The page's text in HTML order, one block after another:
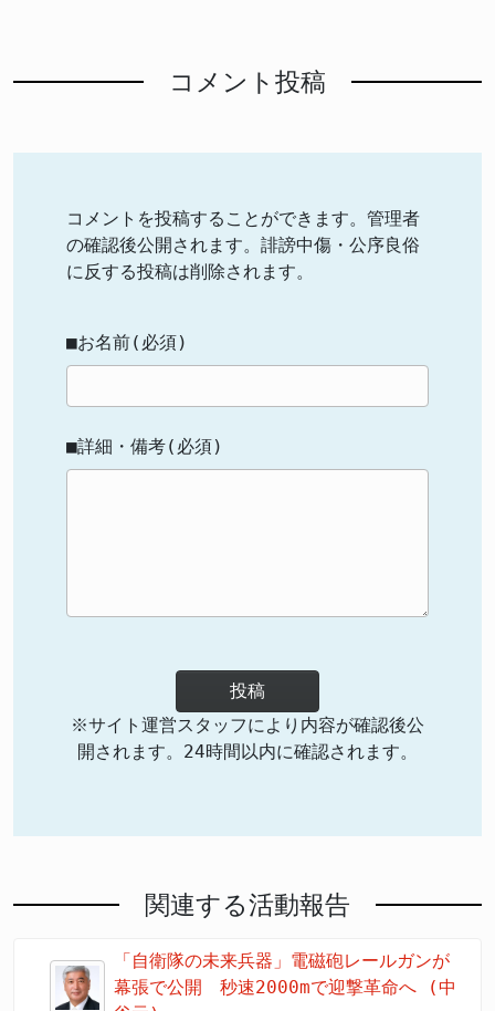
コメント投稿
コメントを投稿することができます。管理者
の確認後公開されます。誹謗中傷・公序良俗
に反する投稿は削除されます。
■お名前(必須)
■詳細・備考(必須)
投稿
※サイト運営スタッフにより内容が確認後公
開されます。24時間以内に確認されます。
関連する活動報告
「自衛隊の未来兵器」電磁砲レールガンが
幕張で公開 秒速2000mで迎撃革命へ (中